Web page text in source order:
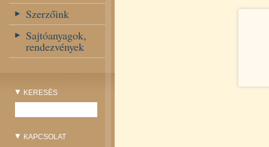
Szerzőink
Sajtóanyagok,
rendezvények
KERESÉS
KAPCSOLAT